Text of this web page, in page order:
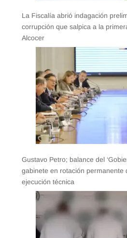
La Fiscalía abrió indagación
corrupción que salpica a la
Alcocer
Gustavo Petro; balance del
gabinete en rotación permanente
ejecución técnica